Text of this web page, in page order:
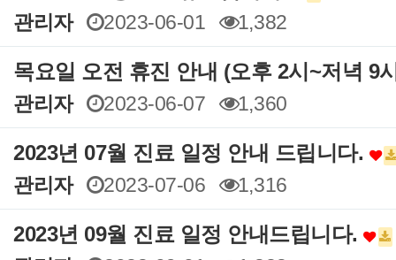
관리자
2023-06-01 1,382
목요일 오전 휴진 안내 (오후 2시~저녁
관리자
2023-06-07 1,360
2023년 07월 진료 일정 안내 드립니다.
관리자
2023-07-06 1,316
2023년 09월 진료 일정 안내드립니다.